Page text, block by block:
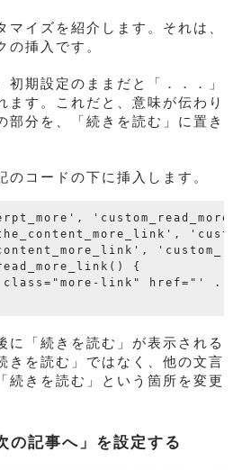
マイズを紹介します。それは、
の挿入です。
初期設定のままだと「．．．」
ます。これだと、意味が伝わり
部分を、「続きを読む」に置き
のコードの下に挿入します。
{
class="more-link" href="' .
に「続きを読む」が表示される
きを読む」ではなく、他の文言
続きを読む」という箇所を変更
の記事へ」を設定する